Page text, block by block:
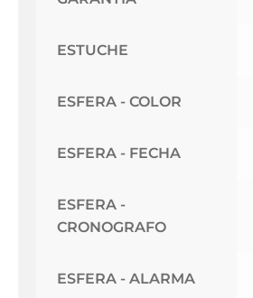
ESTUCHE
ESFERA - COLOR
ESFERA - FECHA
ESFERA -
CRONOGRAFO
ESFERA - ALARMA